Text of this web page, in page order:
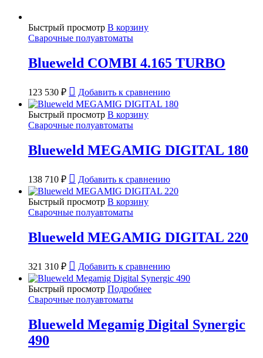
Быстрый просмотр В корзину
Сварочные полуавтоматы
Blueweld COMBI 4.165 TURBO
123 530 ₽ Добавить к сравнению
Быстрый просмотр В корзину
Сварочные полуавтоматы
Blueweld MEGAMIG DIGITAL 180
138 710 ₽ Добавить к сравнению
Быстрый просмотр В корзину
Сварочные полуавтоматы
Blueweld MEGAMIG DIGITAL 220
321 310 ₽ Добавить к сравнению
Быстрый просмотр Подробнее
Сварочные полуавтоматы
Blueweld Megamig Digital Synergic
490